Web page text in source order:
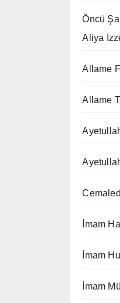
Öncü
Aliya
Allame
Allame
İmam
İmam
İmam